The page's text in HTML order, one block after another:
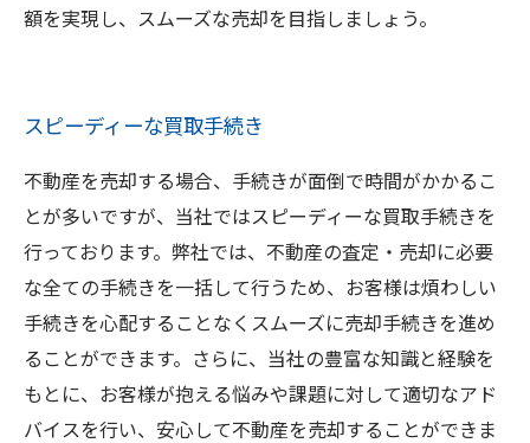
額を実現し、スムーズな売却を目指しましょう。
スピーディーな買取手続き
不動産を売却する場合、手続きが面倒で時間がかかるこ
とが多いですが、当社ではスピーディーな買取手続きを
行っております。弊社では、不動産の査定・売却に必要
な全ての手続きを一括して行うため、お客様は煩わしい
手続きを心配することなくスムーズに売却手続きを進め
ることができます。さらに、当社の豊富な知識と経験を
もとに、お客様が抱える悩みや課題に対して適切なアド
バイスを行い、安心して不動産を売却することができま